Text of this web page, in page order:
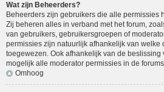
Wat zijn Beheerders?
Beheerders zijn gebruikers die alle permissies
Zij beheren alles in verband met het forum,
van gebruikers, gebruikersgroepen of
permissies zijn natuurlijk afhankelijk van welke
toegewezen. Ook afhankelijk van de beslissing
mogelijk alle moderator permissies in de
Omhoog